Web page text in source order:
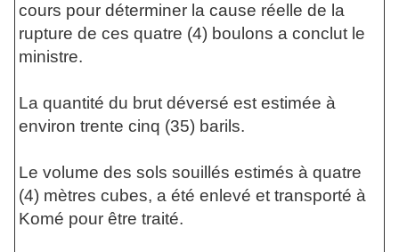
cours pour déterminer la cause réelle de la
rupture de ces quatre (4) boulons a conclut le
ministre.
La quantité du brut déversé est estimée à
environ trente cinq (35) barils.
Le volume des sols souillés estimés à quatre
(4) mètres cubes, a été enlevé et transporté à
Komé pour être traité.